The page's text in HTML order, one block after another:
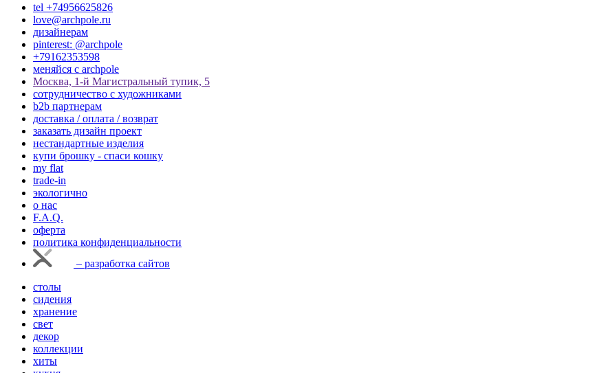
tel +74956625826
love@archpole.ru
дизайнерам
pinterest: @archpole
+79162353598
меняйся с аrchpole
Москва, 1-й Магистральный тупик, 5
cотрудничество с художниками
b2b партнерам
доставка / оплата / возврат
заказать дизайн проект
нестандартные изделия
купи брошку - спаси кошку
my flat
trade-in
экологично
о нас
F.A.Q.
оферта
политика конфиденциальности
– разработка сайтов
столы
сидения
хранение
свет
декор
коллекции
хиты